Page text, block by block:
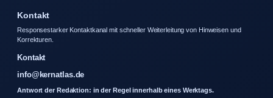
Kontakt
Responsestarker Kontaktkanal mit schneller Weiterleitung von Hinweisen und
Korrekturen.
Kontakt
info@kernatlas.de
Antwort der Redaktion: in der Regel innerhalb eines Werktags.